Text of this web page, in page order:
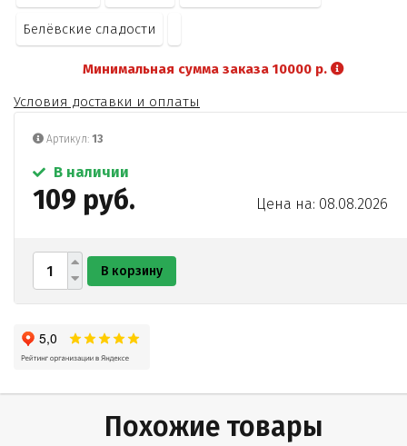
Белёвские сладости
Минимальная сумма заказа 10000 р.
Условия доставки и оплаты
Артикул: 13
В наличии
109 руб. Цена на: 08.08.2026
В корзину
Похожие товары